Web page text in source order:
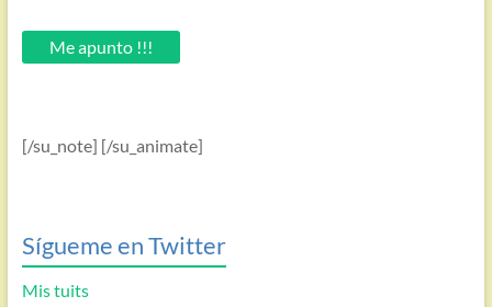
email.Me apunto !!!
[/su_note] [/su_animate]
Sígueme en Twitter
Mis tuits